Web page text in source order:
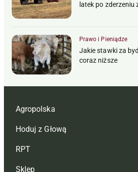
latek po zderzeniu
Prawo i Pieniądze
Jakie stawki za
coraz niższe
Agropolska
Redakcja
Reklama
Hoduj z Głową
Hoduj z głową bydło
RPT
Sklep